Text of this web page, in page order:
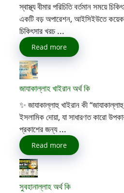
স্বাস্থ্য বীমার পরিচিতি বর্তমান সময়ে
একটি বড় অপারেশন, আইসিইউতে কয়েকদিন
চিকিৎসার খরচ ...
Read more
জাযাকাল্লাহ খাইরান অর্থ কি
✨ জাযাকাল্লাহু খাইরান কী
ইসলামিক দোয়া, যা সাধারণত কারো
প্রকাশের জন্য ...
Read more
সুবহানাল্লাহ অর্থ কি